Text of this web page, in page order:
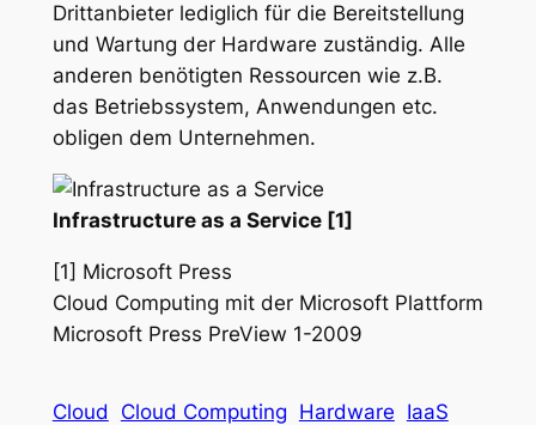
Drittanbieter lediglich für die Bereitstellung
und Wartung der Hardware zuständig. Alle
anderen benötigten Ressourcen wie z.B.
das Betriebssystem, Anwendungen etc.
obligen dem Unternehmen.
Infrastructure as a Service [1]
[1] Microsoft Press
Cloud Computing mit der Microsoft Plattform
Microsoft Press PreView 1-2009
Cloud Cloud Computing Hardware IaaS